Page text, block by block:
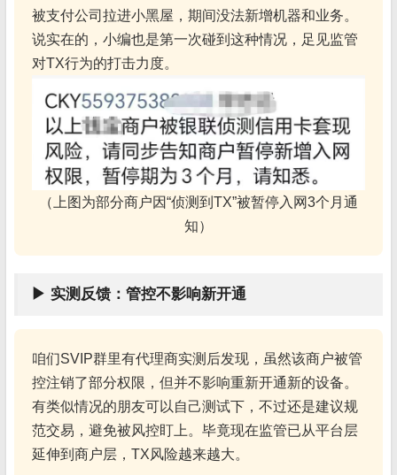
被支付公司拉进小黑屋，期间没法新增机器和业务。
说实在的，小编也是第一次碰到这种情况，足见监管
对TX行为的打击力度。
（上图为部分商户因“侦测到TX”被暂停入网3个月通
知）
▶ 实测反馈：管控不影响新开通
咱们SVIP群里有代理商实测后发现，虽然该商户被管
控注销了部分权限，但并不影响重新开通新的设备。
有类似情况的朋友可以自己测试下，不过还是建议规
范交易，避免被风控盯上。毕竟现在监管已从平台层
延伸到商户层，TX风险越来越大。